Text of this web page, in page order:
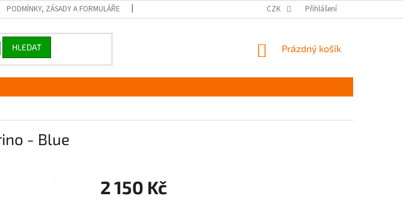
PODMÍNKY, ZÁSADY A FORMULÁŘE JAK PEČOVAT O OBUV
CZK Přihlášení
HLEDAT
NÁKUPNÍ
Prázdný košík
- Blue
2 150 Kč